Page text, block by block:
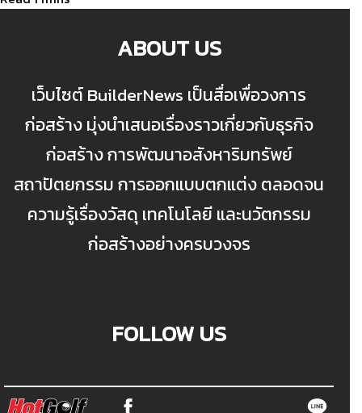
ABOUT US
เว็บไซต์ BuilderNews เป็นสื่อเพื่อวงการ
ก่อสร้าง มุ่งนำเสนอเรื่องราวเกี่ยวกับธุรกิจ
ก่อสร้าง การพัฒนาอสังหาริมทรัพย์
สถาปัตยกรรม การออกแบบตกแต่ง ตลอดจน
ความรู้เรื่องวัสดุ เทคโนโลยี และนวัตกรรม
ก่อสร้างอย่างครบวงจร
FOLLOW US